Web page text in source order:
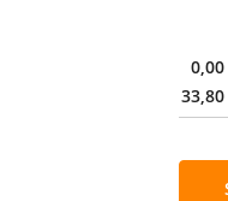
0,00
33,80